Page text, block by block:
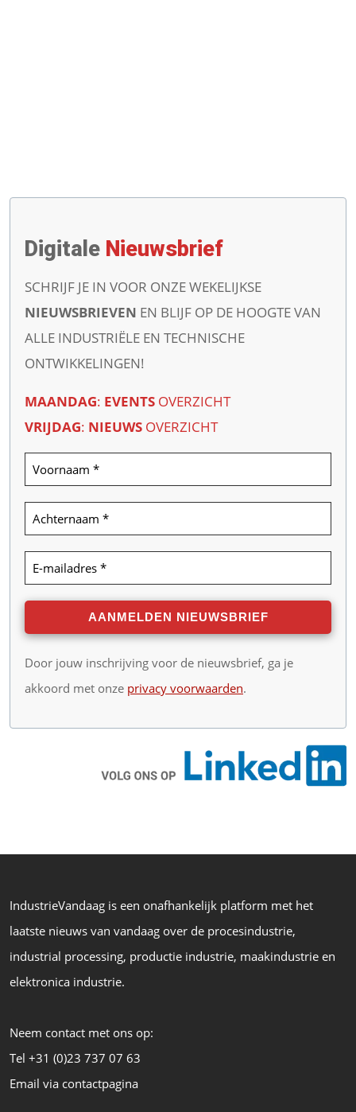
Digitale Nieuwsbrief
SCHRIJF JE IN VOOR ONZE WEKELIJKSE
NIEUWSBRIEVEN EN BLIJF OP DE HOOGTE VAN
ALLE INDUSTRIËLE EN TECHNISCHE
ONTWIKKELINGEN!
MAANDAG: EVENTS OVERZICHT
VRIJDAG: NIEUWS OVERZICHT
Door jouw inschrijving voor de nieuwsbrief, ga je
akkoord met onze privacy voorwaarden.
IndustrieVandaag is een onafhankelijk platform met het
laatste nieuws van vandaag over de procesindustrie,
industrial processing, productie industrie, maakindustrie en
elektronica industrie.
Neem contact met ons op:
Tel +31 (0)23 737 07 63
Email via contactpagina